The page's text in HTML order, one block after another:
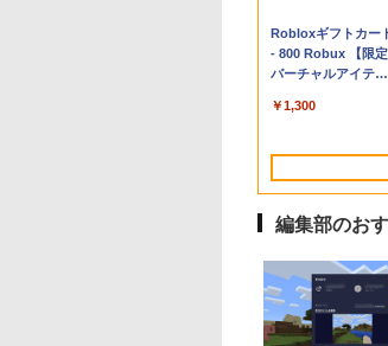
Apple 2026
MacBook Neo A18
Proチップ搭載13イ
AIとApple
設計、Liquid
ユニファイドメモ
リ、256GB SSDスト
レージ、1080p
- インディゴ
￥119,800
Robloxギフトカー
- 800 Robux 【限定
バーチャルアイテム
ンゲームコード】 ロ
インコード版
￥1,300
編集部のお